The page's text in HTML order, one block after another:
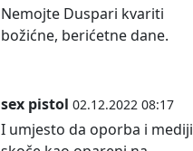
Nemojte Duspari kvariti
božićne, berićetne dane.
sex pistol 02.12.2022 08:17
I umjesto da oporba i mediji